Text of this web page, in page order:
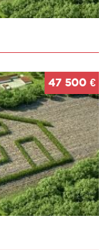
47 500 €